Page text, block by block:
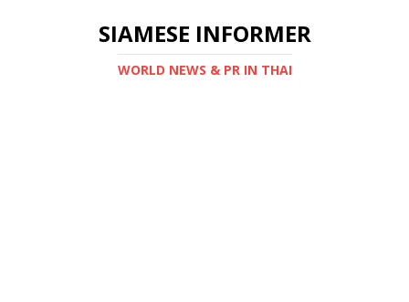
SIAMESE INFORMER
WORLD NEWS & PR IN THAI